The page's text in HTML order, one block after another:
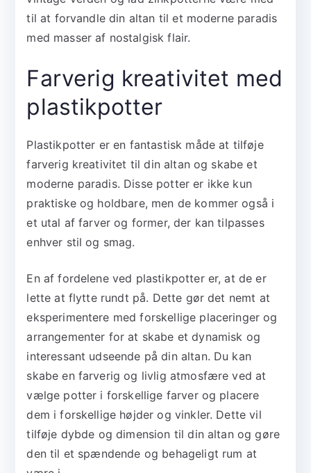
til at forvandle din altan til et moderne paradis
med masser af nostalgisk flair.
Farverig kreativitet med
plastikpotter
Plastikpotter er en fantastisk måde at tilføje
farverig kreativitet til din altan og skabe et
moderne paradis. Disse potter er ikke kun
praktiske og holdbare, men de kommer også i
et utal af farver og former, der kan tilpasses
enhver stil og smag.
En af fordelene ved plastikpotter er, at de er
lette at flytte rundt på. Dette gør det nemt at
eksperimentere med forskellige placeringer og
arrangementer for at skabe et dynamisk og
interessant udseende på din altan. Du kan
skabe en farverig og livlig atmosfære ved at
vælge potter i forskellige farver og placere
dem i forskellige højder og vinkler. Dette vil
tilføje dybde og dimension til din altan og gøre
den til et spændende og behageligt rum at